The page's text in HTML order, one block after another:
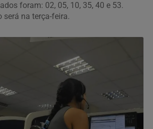
foram: 02, 05, 10, 35, 40 e 53.
será na terça-feira.